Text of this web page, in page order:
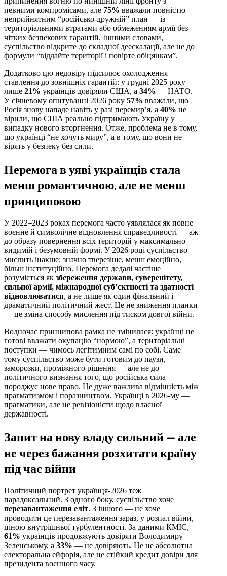
певними компромісами, але 75% вважали повністю
неприйнятним “російсько-дружній” план — із
територіальними втратами або обмеженням армії без
чітких безпекових гарантій. Іншими словами,
суспільство відкрите до складної деескалації, але не до
формули “віддайте території і повірте обіцянкам”.
Додатково цю недовіру підсилює охолодження
ставлення до зовнішніх гарантій: у грудні 2025 року
лише 21% українців довіряли США, а 34% — НАТО.
У січневому опитуванні 2026 року 57% вважали, що
Росія знову нападе навіть у разі перемир’я, а 40% не
вірили, що США реально підтримають Україну у
випадку нового вторгнення. Отже, проблема не в тому,
що українці “не хочуть миру”, а в тому, що вони не
вірять у безпеку без сили.
Перемога в уяві українців стала
менш романтичною, але не менш
принциповою
У 2022–2023 роках перемога часто уявлялася як повне
воєнне й символічне відновлення справедливості — аж
до образу повернення всіх територій у максимально
видимій і безумовній формі. У 2026 році суспільство
мислить інакше: значно тверезіше, менш емоційно,
більш інституційно. Перемога дедалі частіше
розуміється як збереження держави, суверенітету,
сильної армії, міжнародної суб’єктності та здатності
відновлюватися, а не лише як один фінальний і
драматичний політичний жест. Це не зниження планки
— це зміна способу мислення під тиском довгої війни.
Водночас принципова рамка не змінилася: українці не
готові вважати окупацію “нормою”, а територіальні
поступки — чимось легітимним самі по собі. Саме
тому суспільство може бути готовим до паузи,
заморозки, проміжного рішення — але не до
політичного визнання того, що російська сила
породжує нове право. Це дуже важлива відмінність між
прагматизмом і поразництвом. Українці в 2026-му —
прагматики, але не ревізіоністи щодо власної
державності.
Запит на нову владу сильний — але
не через бажання розхитати країну
під час війни
Політичний портрет українця-2026 теж
парадоксальний. З одного боку, суспільство хоче
перезавантаження еліт. З іншого — не хоче
проводити це перезавантаження зараз, у розпал війни,
ціною внутрішньої турбулентності. За даними КМІС,
61% українців продовжують довіряти Володимиру
Зеленському, а 33% — не довіряють. Це не абсолютна
електоральна ейфорія, але це стійкий кредит довіри для
президента воєнного часу.